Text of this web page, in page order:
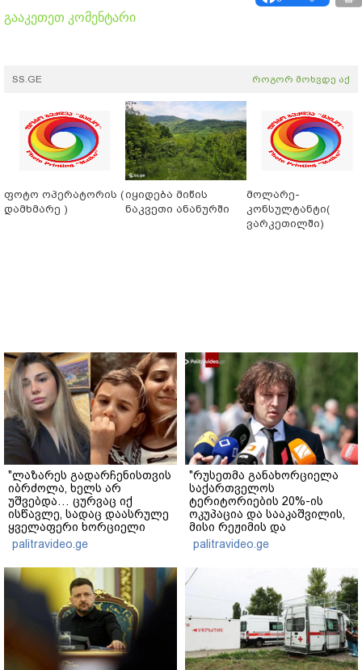
გააკეთეთ კომენტარი
SS.GE როგორ მოხვდე აქ
ფოტო ოპერატორის (
დამხმარე )
იყიდება მიწის
ნაკვეთი ანანურში
მოლარე-
კონსულტანტი(
ვარკეთილში)
"ლაზარეს გადარჩენისთვის
იბრძოლა, ხელს არ
უშვებდა… ცურვაც იქ
ისწავლე, სადაც დაასრულე
ყველაფერი ხორციელი
ცხოვრებიდან" – რას წერს
ხობში დაღუპული დედა-
შვილის ახლობელი?
palitravideo.ge
"რუსეთმა განახორციელა
საქართველოს
ტერიტორიების 20%-ის
ოკუპაცია და სააკაშვილის,
მისი რეჟიმის და
"ნაცმოძრაობის" ღალატი
ვერანაირად ვერ
გადაფარავს ამ
დანაშაულს" - ირაკლი
palitravideo.ge